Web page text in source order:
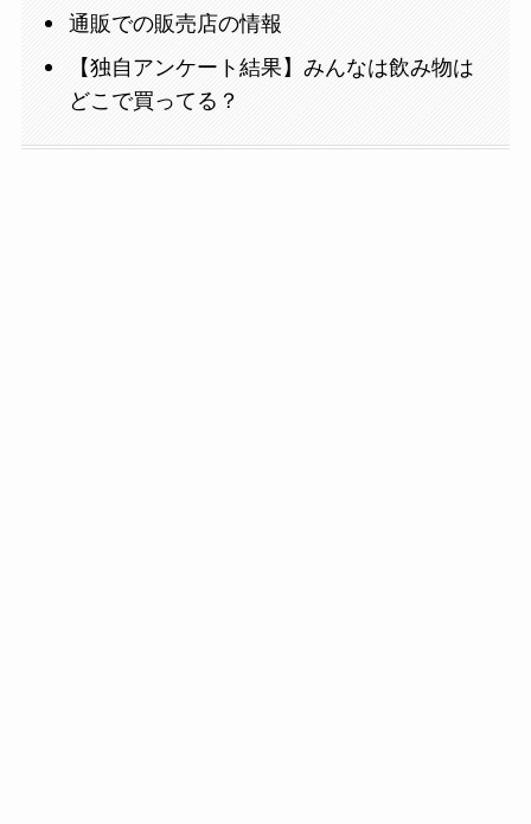
通販での販売店の情報
【独自アンケート結果】みんなは飲み物は
どこで買ってる？